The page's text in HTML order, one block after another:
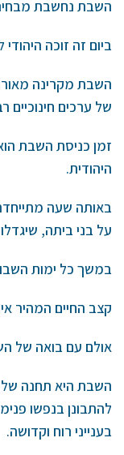
השבת נחשבת
ביום זה זוכה
השבת מקרינה
של ערכים חינוכיים
זמן כניסת השבת
היהודית.
באותה שעה
על בני ביתה,
במשך כל ימות
קצב החיים המהיר
אולם עם בואה של
השבת היא תחנה
להתבונן בנפשו
בענייני רוח וקדושה.